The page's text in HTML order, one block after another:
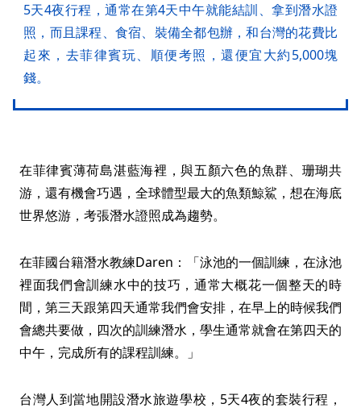
5天4夜行程，通常在第4天中午就能結訓、拿到潛水證
照，而且課程、食宿、裝備全都包辦，和台灣的花費比
起來，去菲律賓玩、順便考照，還便宜大約5,000塊
錢。
在菲律賓薄荷島湛藍海裡，與五顏六色的魚群、珊瑚共
游，還有機會巧遇，全球體型最大的魚類鯨鯊，想在海底
世界悠游，考張潛水證照成為趨勢。
在菲國台籍潛水教練Daren：「泳池的一個訓練，在泳池
裡面我們會訓練水中的技巧，通常大概花一個整天的時
間，第三天跟第四天通常我們會安排，在早上的時候我們
會總共要做，四次的訓練潛水，學生通常就會在第四天的
中午，完成所有的課程訓練。」
台灣人到當地開設潛水旅遊學校，5天4夜的套裝行程，